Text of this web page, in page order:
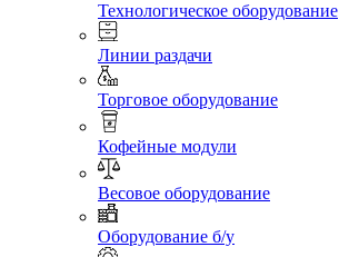
Технологическое оборудование
Линии раздачи
Торговое оборудование
Кофейные модули
Весовое оборудование
Оборудование б/у